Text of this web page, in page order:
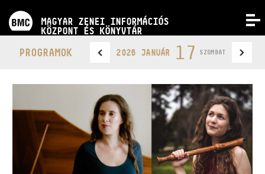
MAGYAR ZENEI INFORMÁCIÓS
KÖZPONT ÉS KÖNYVTÁR
VERSENYEK
KÉPZÉSEK
KIADVÁNYOK
RÓLUNK
PROGRAMOK 2026 JANUÁR 17 SZOMBAT